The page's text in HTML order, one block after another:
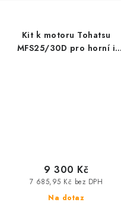
Kit k motoru Tohatsu
MFS25/30D pro horní i
Na dotaz
7 685,95 Kč bez DPH
9 300 Kč